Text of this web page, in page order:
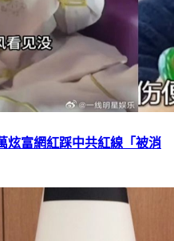
富網紅踩中共紅線「被消